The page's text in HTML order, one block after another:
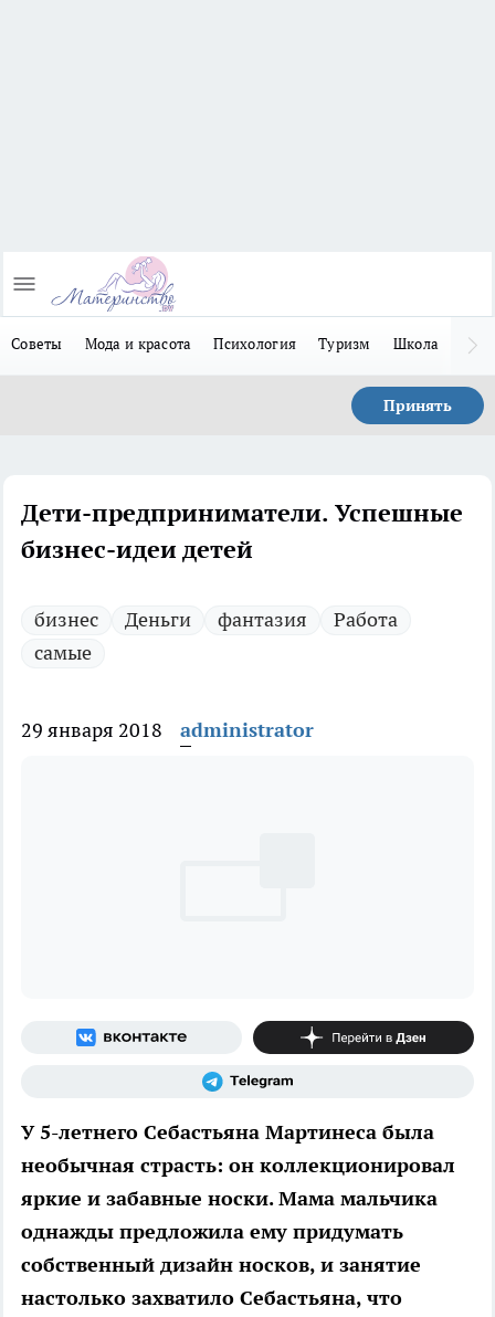
Советы Мода и красота Психология Туризм Школа
Принять
Дети-предприниматели. Успешные
бизнес-идеи детей
бизнес Деньги фантазия
Работа
самые
29 января 2018 administrator
У 5-летнего Себастьяна Мартинеса была
необычная страсть: он коллекционировал
яркие и забавные носки. Мама мальчика
однажды предложила ему придумать
собственный дизайн носков, и занятие
настолько захватило Себастьяна, что